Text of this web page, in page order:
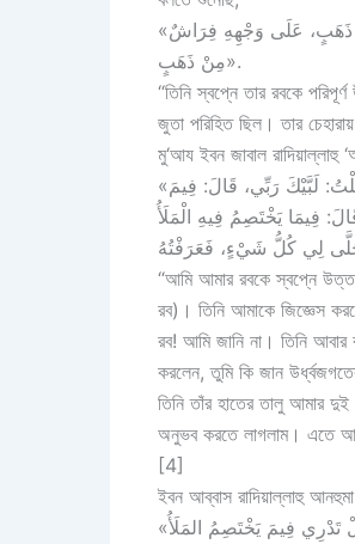
«أَنَّهُ رَأَى رَبَّهُ عَزَّ وَجَلَّ فِي أَحْسَنِ صُورَةٍ، شَابًّا مُوَفَّرًا رِجْلَاهُ فِي الْخُضْرَةِ، عَلَيْهِ نَعْلَانِ مِنْ ذَهَبٍ، عَلَى وَجْهِهِ فِرَاشٌ
مِنْ ذَهَبٍ».
“তিনি স্বপ্নে তার রবকে
জুতা পরিহিত ছিল। তার
মু‘আয ইবন জাবাল রাদিয়াল্লাহু
«وَإِنِّي رَأَيْتُ رَبِّي عَزَّ وَجَلَّ فِي مَنَامِي، فَرَأَيْتُهُ فِي أَحْسَنِ صُورَةٍ، فَقَالَ لِي: يَا مُحَمَّدُ، قُلْتُ: لَبَّيْكَ رَبِّي، قَالَ: فِيمَ
فِيمَا يَخْتَصِمُ فِيهِ الْمَلَأُ
“আমি আমার রবকে স্বপ্নে
রব)। তিনি আমাকে জিজ্ঞেস
রব! আমি জানি না। তিনি
করলেন, তুমি কি জান
তিনি তাঁর হাতের তালু আমার দুই
অনুভব করতে লাগলাম। এতে
[4]
ইবন আব্বাস রাদিয়াল্লাহু
«أَتَانِي اللَّيْلَةَ رَبِّي تَبَارَكَ وَتَعَالَى فِي أَحْسَنِ صُورَةٍ، قَالَ أَحْسَبُهُ فِي الْمَنَامِ فَقَالَ: يَا مُحَمَّدُ هَلْ تَدْرِي فِيمَ يَخْتَصِمُ المَلَأُ